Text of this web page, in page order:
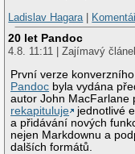
Ladislav Hagara |
20 let Pandoc
4.8. 11:11 | Zajímavý
První verze
Pandoc byla vydána
autor John MacFarlane
rekapituluje
jednotlivé
a přidávání nových
nejen Markdownu a
dalších formátů.